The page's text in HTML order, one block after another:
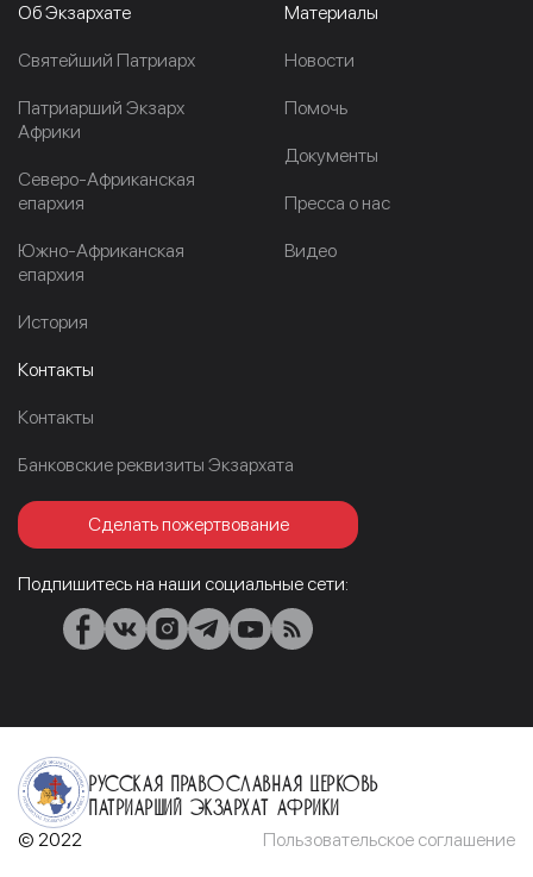
Об Экзархате
Cвятейший Патриарх
Патриарший Экзарх
Африки
Северо-Африканская
епархия
Южно-Африканская
епархия
История
Материалы
Новости
Помочь
Документы
Пресса о нас
Видео
Контакты
Контакты
Банковские реквизиты Экзархата
Сделать пожертвование
Подпишитесь на наши социальные сети:
Русская Православная Церковь
Патриарший Экзархат Африки
© 2022 Пользовательское соглашение